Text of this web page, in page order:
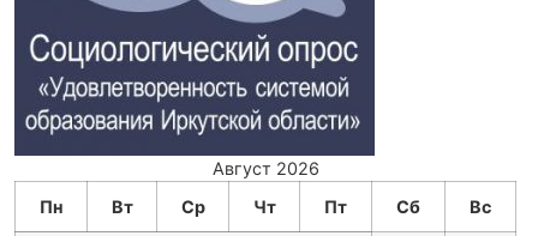
Август 2026
Пн
Вт Ср Чт Пт Сб Вс